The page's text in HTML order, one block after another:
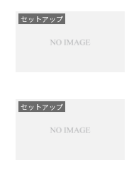
セットアップ
セットアップ